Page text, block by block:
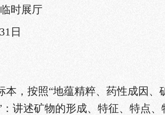
时展厅
日
本， 按照“地蕴精粹、药性成因、
讲述矿物的形成、特征、特点